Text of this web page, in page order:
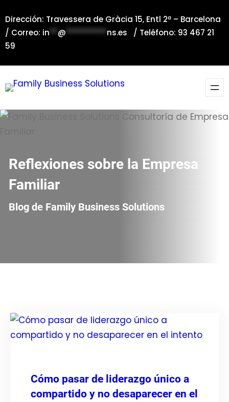
al
contenido
Dirección: Travessera de Gràcia 15, Entl 2ª – Barcelona
/ Correo: in**@**********ns.es / Teléfono: 93 467 21
59
Reflexiones sobre la Empresa
Familiar
Blog de Family Business Solutions
Cómo pasar de liderazgo único a
compartido y no desaparecer en el